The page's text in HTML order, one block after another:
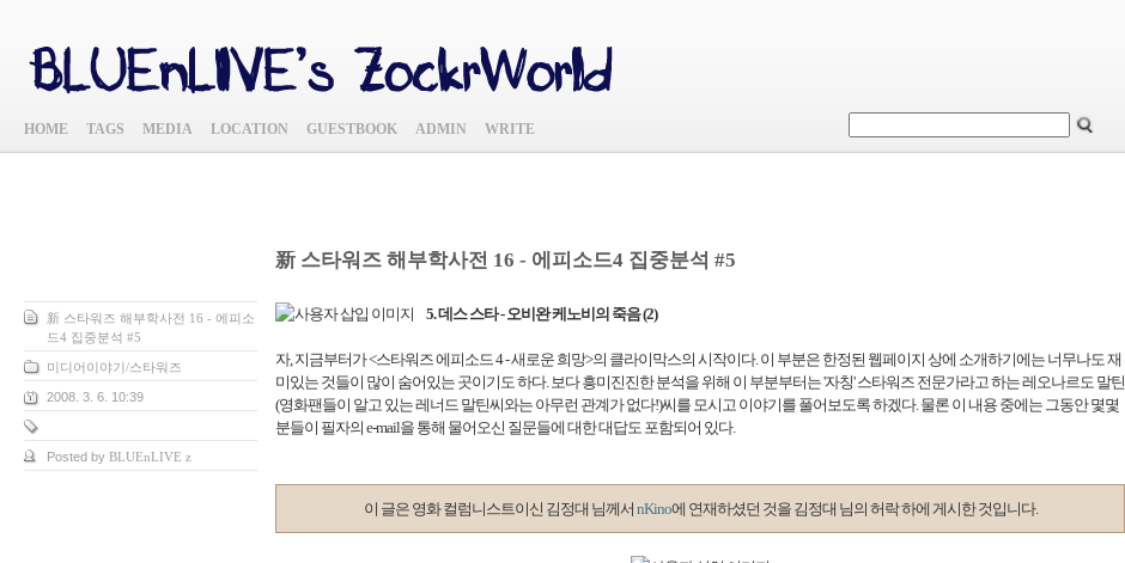
HOME TAGS MEDIA LOCATION GUESTBOOK ADMIN WRITE
新 스타워즈 해부학사전 16 - 에피소
드4 집중분석 #5
미디어이야기/스타워즈
2008. 3. 6. 10:39
Posted by BLUEnLIVE z
新 스타워즈 해부학사전 16 - 에피소드4 집중분석 #5
5. 데스 스타 - 오비완 케노비의 죽음 (2)
자, 지금부터가 <스타워즈 에피소드 4 - 새로운 희망>의 클라이막스의 시작이다. 이 부분은 한정된 웹페이지 상에 소개하기에는 너무나도 재
미있는 것들이 많이 숨어있는 곳이기도 하다. 보다 흥미진진한 분석을 위해 이 부분부터는 '자칭' 스타워즈 전문가라고 하는 레오나르도 말틴
(영화팬들이 알고 있는 레너드 말틴씨와는 아무런 관계가 없다!)씨를 모시고 이야기를 풀어보도록 하겠다. 물론 이 내용 중에는 그동안 몇몇
분들이 필자의 e-mail을 통해 물어오신 질문들에 대한 대답도 포함되어 있다.
이 글은 영화 컬럼니스트이신 김정대 님께서 nKino에 연재하셨던 것을 김정대 님의 허락 하에 게시한 것입니다.